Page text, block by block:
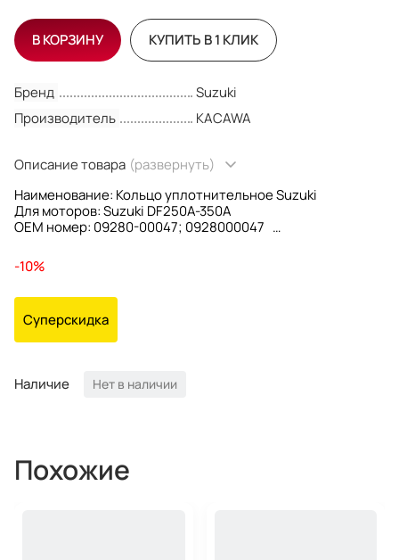
Бренд
Suzuki
Производитель
KACAWA
Описание товара (развернуть)
Наименование: Кольцо уплотнительное Suzuki
Для моторов: Suzuki DF250A-350A
OEM номер: 09280-00047; 0928000047
-10%
Суперскидка
Наличие Нет в наличии
В КОРЗИНУ КУПИТЬ В 1 КЛИК
Похожие